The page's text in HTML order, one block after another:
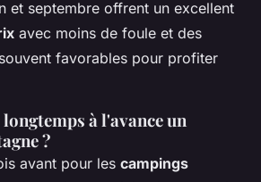
et septembre offrent un excellent
avec moins de foule et des
favorables pour profiter
à l'avance un
?
avant pour les campings